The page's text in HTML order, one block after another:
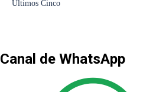
Canal de WhatsApp